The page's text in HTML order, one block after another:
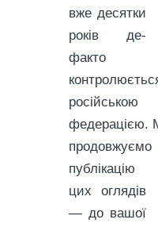
вже десятки
років де-
факто
російською
федерацією.
продовжуємо
публікацію
цих оглядів
— до вашої